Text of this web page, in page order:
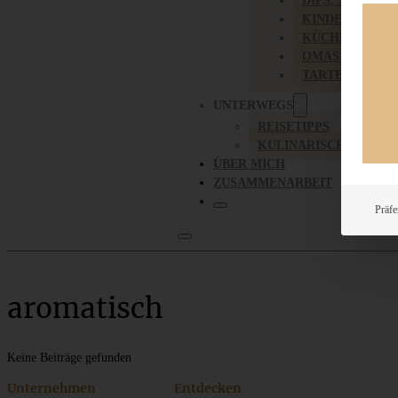
UNTERWEGS
REISETIPPS
KULINARISCH
ÜBER MICH
ZUSAMMENARBEIT
aromatisch
Keine Beiträge gefunden
Unternehmen Entdecken